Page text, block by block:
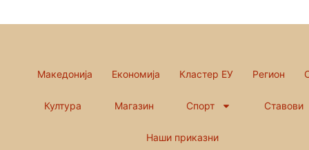
Македонија Економија Кластер ЕУ Регион
Култура Магазин Спорт Ставови
Наши приказни